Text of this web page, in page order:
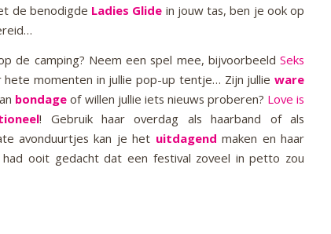
de benodigde Ladies Glide in jouw tas, ben je ook op
de camping? Neem een spel mee, bijvoorbeeldSeks
hete momenten in jullie pop-up tentje… Zijn jullieware
bondage of willen jullie iets nieuws proberen? Love is
! Gebruik haar overdag als haarband of als
avonduurtjes kan je het uitdagend maken en haar
had ooit gedacht dat een festival zoveel in petto zou